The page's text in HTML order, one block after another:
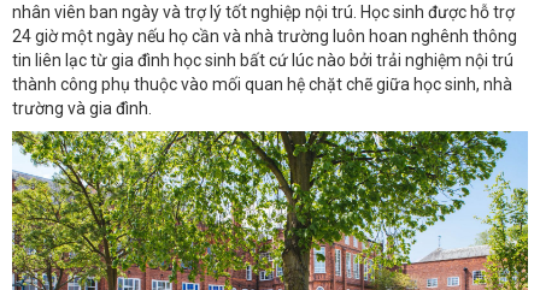
nhân viên ban ngày và trợ lý tốt nghiệp nội trú. Học sinh được hỗ trợ
24 giờ một ngày nếu họ cần và nhà trường luôn hoan nghênh thông
tin liên lạc từ gia đình học sinh bất cứ lúc nào bởi trải nghiệm nội trú
thành công phụ thuộc vào mối quan hệ chặt chẽ giữa học sinh, nhà
trường và gia đình.